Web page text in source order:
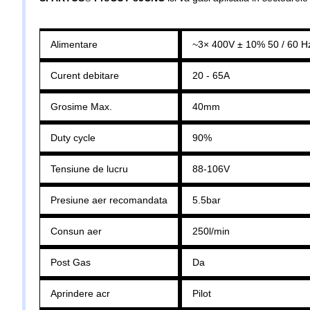
Alimentare ~3× 400V ± 10% 50 / 60
Curent debitare 20 - 65A
Grosime Max. 40mm
Duty cycle 90%
Tensiune de lucru 88-106V
Presiune aer recomandata 5.5bar
Consun aer 250l/min
Post Gas Da
Aprindere acr Pilot